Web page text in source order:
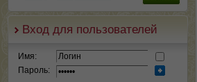
Вход для пользователей
Имя:
Пароль: